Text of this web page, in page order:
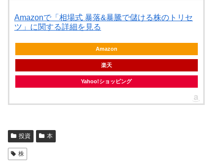
Amazonで「相場式 暴落&暴騰で儲ける株のトリセ
ツ」に関する詳細を見る
Amazon
楽天
Yahoo!ショッピング
投資 本
株